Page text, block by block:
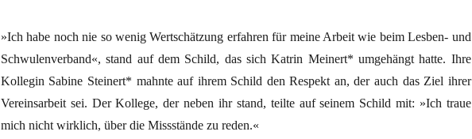
»Ich habe noch nie so wenig Wertschätzung erfahren für meine Arbeit wie beim Lesben- und
Schwulenverband«, stand auf dem Schild, das sich Katrin Meinert* umgehängt hatte. Ihre
Kollegin Sabine Steinert* mahnte auf ihrem Schild den Respekt an, der auch das Ziel ihrer
Vereinsarbeit sei. Der Kollege, der neben ihr stand, teilte auf seinem Schild mit: »Ich traue
mich nicht wirklich, über die Missstände zu reden.«